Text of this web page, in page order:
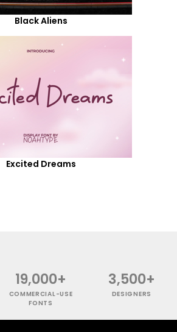
Black Aliens
Excited Dreams
19,000+
COMMERCIAL-USE
FONTS
3,500+
DESIGNERS